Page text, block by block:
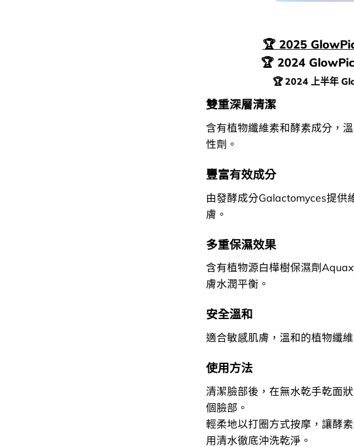
🏆 2025
🏆 2024
🏆 2024 上半年
雙重深層清潔
含有植物纖維素和酵素成分，
性劑。
豐富有效成分
由發酵成分Galactomyces提供
膚。
多重保濕效果
含有植物源白樺樹保濕劑
膚水潤平衡。
安全溫和
適合敏感肌膚，溫和的植物纖
使用方法
清潔臉部後，在無水乾手乾面
個臉部。
輕柔地以打圈方式按摩，讓酵
用清水徹底沖洗乾淨。